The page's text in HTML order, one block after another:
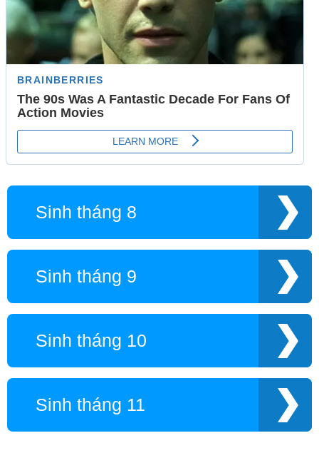
Sinh tháng 8
Sinh tháng 9
Sinh tháng 10
Sinh tháng 11